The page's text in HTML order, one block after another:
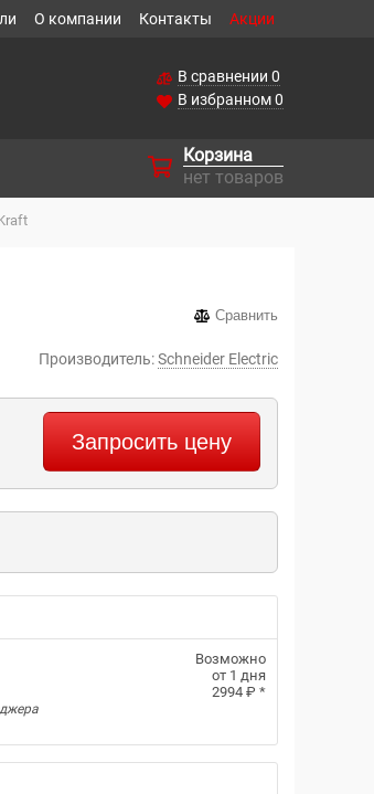
О компании Контакты Акции
В сравнении 0
В избранном0
Корзина
нет товаров
Сравнить
Производитель:Schneider Electric
Запросить цену
Возможно
от 1 дня
2994 ₽ *